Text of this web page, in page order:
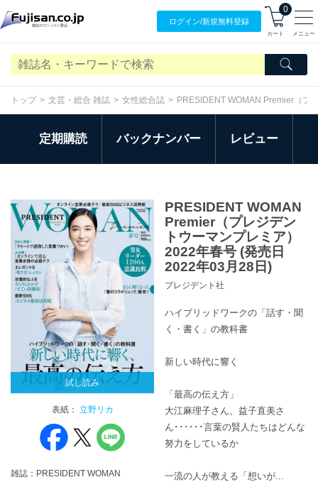
ログイン/新規無料登録
0
カート メニュー
トップ 文芸・総合 雑誌 女性総合誌 PRESIDENT WOMAN Premier（プ
定期購読 バックナンバー レビュー
試し読み
表紙： 立野リカ
雑誌：PRESIDENT WOMAN
PRESIDENT WOMAN
Premier（プレジデン
トウーマンプレミア）
2022年春号 (発売日
2022年03月28日)
プレジデント社
ハイブリッドワークの「話す・聞
く・書く」の教科書
新しい時代に響く
「最高の伝え方」
大江麻理子さん、益子直美さ
ん･･････言葉の賢人たちはどんな
努力をしているか
一流の人が教える「想いが...